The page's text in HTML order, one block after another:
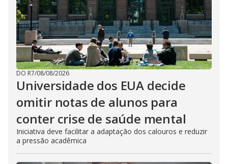
DO R7/08/08/2026
Universidade dos EUA decide
omitir notas de alunos para
conter crise de saúde mental
Iniciativa deve facilitar a adaptação dos calouros e reduzir
a pressão acadêmica